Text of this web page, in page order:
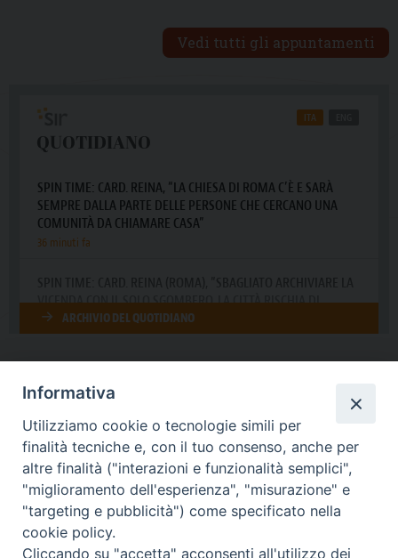
Vedi tutti gli appuntamenti
DIOCESI SUBURBICARIA DI ALBANO
Contatti:Tel.: 06.93268401 - Fax.: 06.9323844
E-mail:curia@diocesidialbano.it
Orari: dal Lunedì al Venerdì Ore: 9:00 - 13:00
Informativa
Utilizziamo cookie o tecnologie simili per
finalità tecniche e, con il tuo consenso, anche per
altre finalità ("interazioni e funzionalità semplici",
"miglioramento dell'esperienza", "misurazione" e
"targeting e pubblicità") come specificato nella
cookie policy.
Cliccando su "accetta" acconsenti all'utilizzo dei